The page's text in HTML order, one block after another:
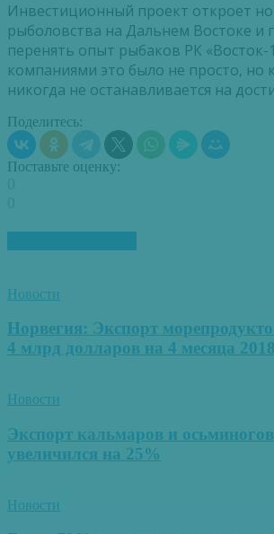
Инвестиционный проект откроет
рыболовства на Дальнем Востоке и
перенять опыт рыбаков РК «Восток-
компаниями это было не просто, но
никогда не останавливается на
Поделитесь:
Поставьте оценку:
Новости
Норвегия: Экспорт
4 млрд долларов на 4 месяца
Новости
Экспорт кальмаров и
увеличился на 25%
Новости